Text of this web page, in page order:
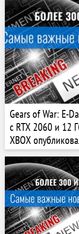
Gears of War: E-
с RTX 2060 и 12
XBOX
требования